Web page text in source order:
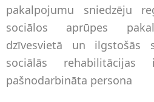
pakalpojumu sniedzēju
sociālos aprūpes
dzīvesvietā un ilgstošās
sociālās
pašnodarbināta persona